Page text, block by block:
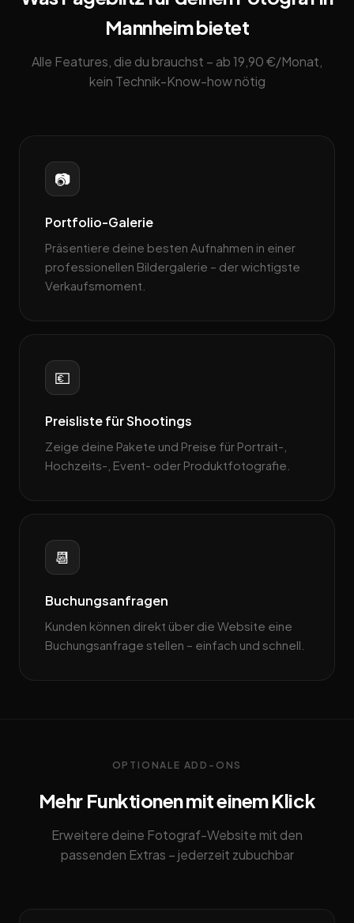
Mannheim bietet
Alle Features, die du brauchst – ab 19,90 €/Monat,
kein Technik-Know-how nötig
📷
Portfolio-Galerie
Präsentiere deine besten Aufnahmen in einer
professionellen Bildergalerie – der wichtigste
Verkaufsmoment.
💶
Preisliste für Shootings
Zeige deine Pakete und Preise für Portrait-,
Hochzeits-, Event- oder Produktfotografie.
📆
Buchungsanfragen
Kunden können direkt über die Website eine
Buchungsanfrage stellen – einfach und schnell.
OPTIONALE ADD-ONS
Mehr Funktionen mit einem Klick
Erweitere deine Fotograf-Website mit den
passenden Extras – jederzeit zubuchbar